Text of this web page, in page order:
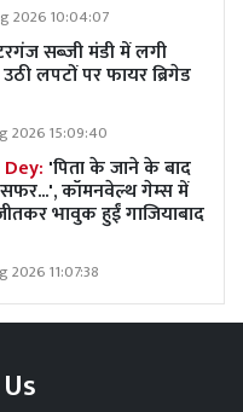
2026 10:04:07
सब्जी मंडी में लगी
लपटों पर फायर ब्रिगेड
2026 15:09:40
'पिता के जाने के बाद
कॉमनवेल्थ गेम्स में
भावुक हुईं गाजियाबाद
2026 11:07:38